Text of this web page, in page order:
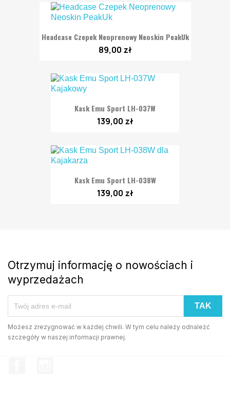
Headcase Czepek Neoprenowy Neoskin PeakUk
89,00 zł
Kask Emu Sport LH-037W
139,00 zł
Kask Emu Sport LH-038W
139,00 zł
Otrzymuj informację o nowościach i
wyprzedażach
Możesz zrezygnować w każdej chwili. W tym celu należy odnaleźć
szczegóły w naszej informacji prawnej.